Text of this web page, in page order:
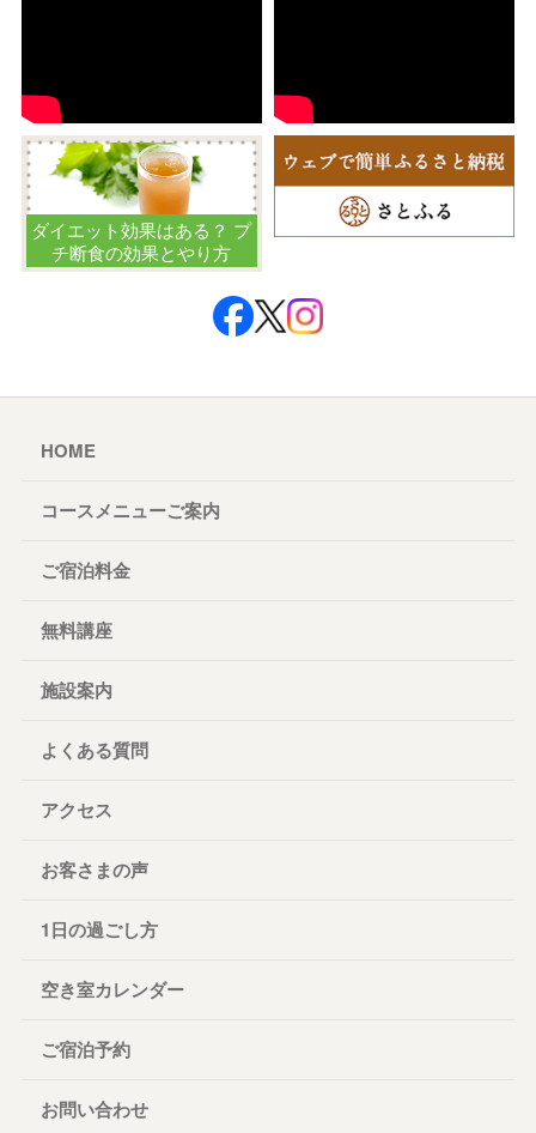
ダイエット効果はある？ プ
チ断食の効果とやり方
HOME
コースメニューご案内
ご宿泊料金
無料講座
施設案内
よくある質問
アクセス
お客さまの声
1日の過ごし方
空き室カレンダー
ご宿泊予約
お問い合わせ